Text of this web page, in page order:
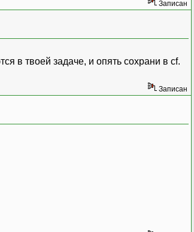
Записан
в твоей задаче, и опять сохрани в cf.
Записан